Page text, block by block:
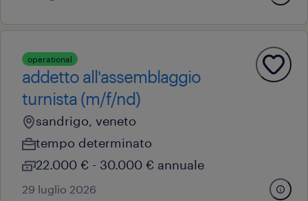
operational
addetto all'assemblaggio
turnista (m/f/nd)
sandrigo, veneto
tempo determinato
22.000 € - 30.000 € annuale
29 luglio 2026